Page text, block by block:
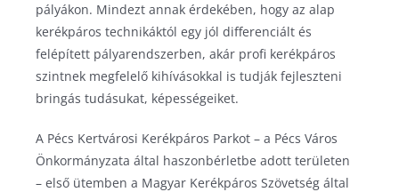
Szinkronúszás
Torna
Triatlon
Úszás
Vízilabda
pályákon. Mindezt annak érdekében, hogy az alap
kerékpáros technikáktól egy jól differenciált és
felépített pályarendszerben, akár profi kerékpáros
szintnek megfelelő kihívásokkal is tudják fejleszteni
bringás tudásukat, képességeiket.
A Pécs Kertvárosi Kerékpáros Parkot – a Pécs Város
Önkormányzata által haszonbérletbe adott területen
– első ütemben a Magyar Kerékpáros Szövetség által